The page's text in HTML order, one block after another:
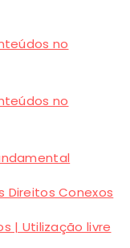
no
no
Direitos Conexos
| Utilização livre